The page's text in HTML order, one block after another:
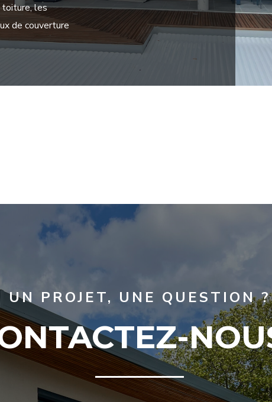
toiture, les
de couverture
UN PROJET, UNE QUESTION ?